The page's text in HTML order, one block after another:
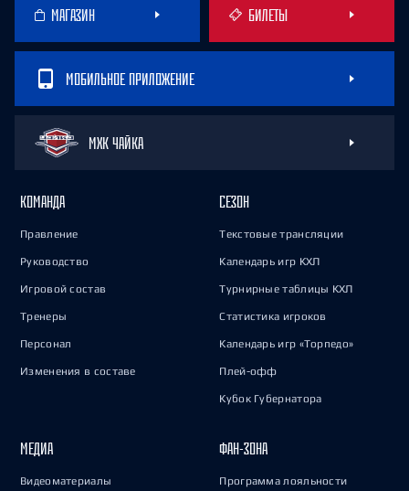
МАГАЗИН БИЛЕТЫ
МОБИЛЬНОЕ ПРИЛОЖЕНИЕ
МХК ЧАЙКА
КОМАНДА
Правление
Руководство
Игровой состав
Тренеры
Персонал
Изменения в составе
СЕЗОН
Текстовые трансляции
Календарь игр КХЛ
Турнирные таблицы КХЛ
Статистика игроков
Календарь игр «Торпедо»
Плей-офф
Кубок Губернатора
МЕДИА
Видеоматериалы
ФАН-ЗОНА
Программа лояльности